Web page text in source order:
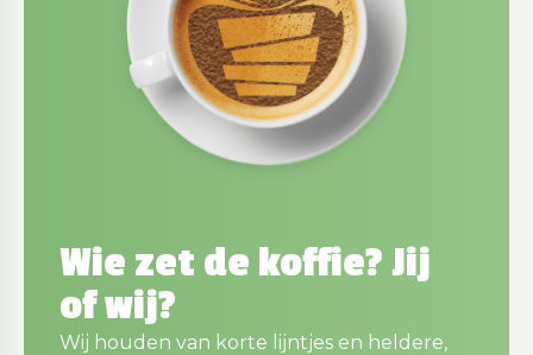
Wie zet de koffie? Jij
of wij?
Wij houden van korte lijntjes en heldere,